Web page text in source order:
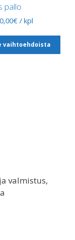
pallo
€Hintaluokka:
-
/ kpl
vaihtoehdoista
valmistus,